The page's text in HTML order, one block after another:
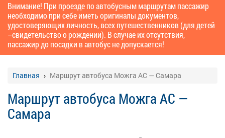
Внимание! При проезде по автобусным маршрутам пассажир
необходимо при себе иметь оригиналы документов,
удостоверяющих личность, всех путешественников (для детей
–свидетельство о рождении). В случае их отсутствия,
пассажир до посадки в автобус не допускается!
Главная Маршрут автобуса Можга АС — Самара
Маршрут автобуса Можга АС —
Самара